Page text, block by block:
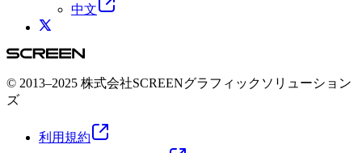
中文
© 2013–2025 株式会社SCREENグラフィックソリューション
ズ
利用規約